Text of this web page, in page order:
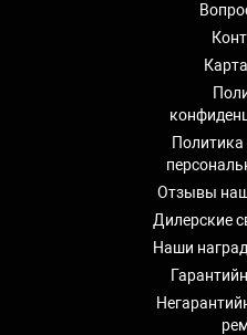
Политика
Отзывы
Дилерские
Наши